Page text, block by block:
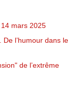
14 mars 2025
De l’humour dans le
de l’extrême